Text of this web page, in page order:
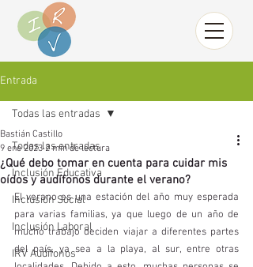
Entrada
Todas las entradas
Inclusión Educativa
Inclusión Social
Inclusión Laboral
IRV Audífonos
Todas las entradas
¿Qué debo tomar en cuenta para cuidar mis
oídos y audífonos durante el verano?
Bastián Castillo
9 ene 2023 2 min de lectura
El verano es una estación del año muy esperada
para varias familias, ya que luego de un año de
mucho trabajo deciden viajar a diferentes partes
del país, ya sea a la playa, al sur, entre otras